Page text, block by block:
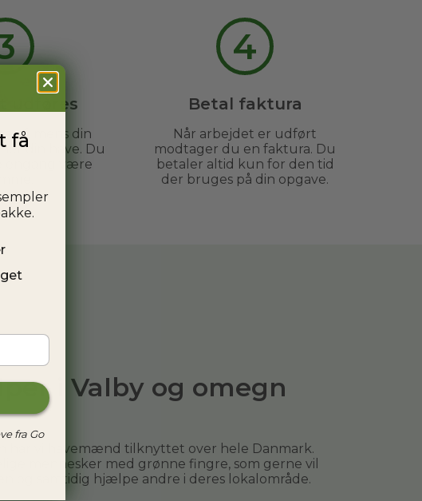
udføres
af, mens din
din have. Du
engang være
4
Betal faktura
Når arbejdet er udført
modtager du en faktura. Du
betaler altid kun for den tid
der bruges på din opgave.
i Valby og omegn
har vi havemænd tilknyttet over hele Danmark.
mennesker med grønne fingre, som gerne vil
og samtidig hjælpe andre i deres lokalområde.
få
fra Go